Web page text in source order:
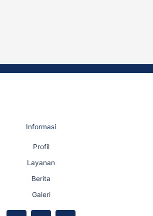
Informasi
Profil
Layanan
Berita
Galeri